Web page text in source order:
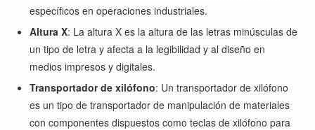
específicos en operaciones industriales.
Altura X: La altura X es la altura de las letras minúsculas de
un tipo de letra y afecta a la legibilidad y al diseño en
medios impresos y digitales.
Transportador de xilófono: Un transportador de xilófono
es un tipo de transportador de manipulación de materiales
con componentes dispuestos como teclas de xilófono para